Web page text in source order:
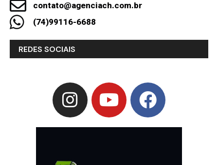
contato@agenciach.com.br
(74)99116-6688
REDES SOCIAIS